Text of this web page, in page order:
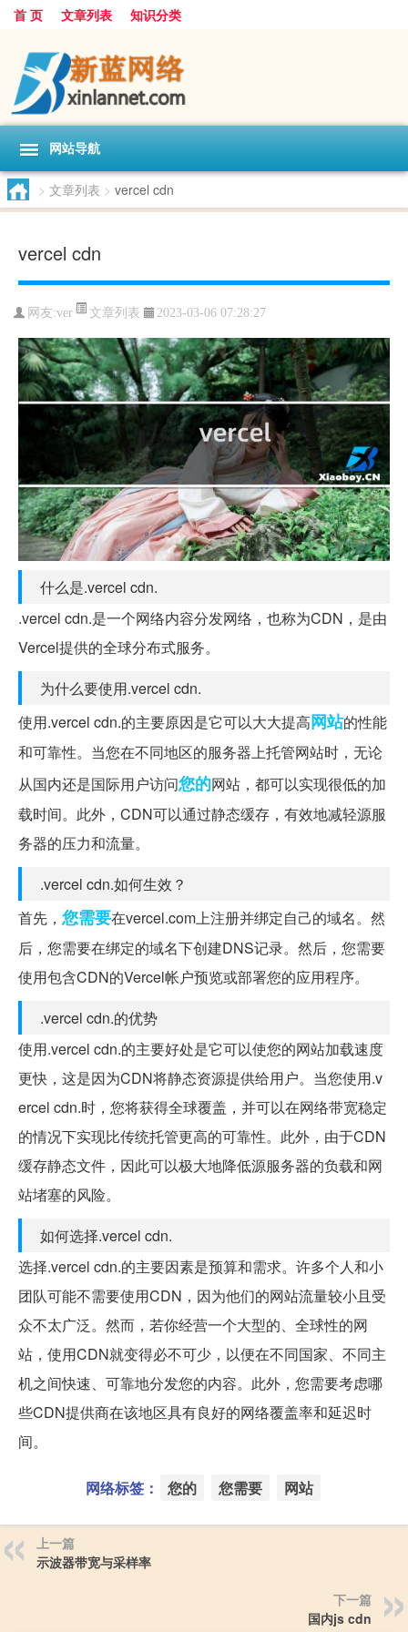
首 页 文章列表 知识分类
网站导航
> 文章列表 > vercel cdn
vercel cdn
网友:ver 文章列表 2023-03-06 07:28:27
什么是.vercel cdn.
.vercel cdn.是一个网络内容分发网络，也称为CDN，是由
Vercel提供的全球分布式服务。
为什么要使用.vercel cdn.
使用.vercel cdn.的主要原因是它可以大大提高网站的性能
和可靠性。当您在不同地区的服务器上托管网站时，无论
从国内还是国际用户访问您的网站，都可以实现很低的加
载时间。此外，CDN可以通过静态缓存，有效地减轻源服
务器的压力和流量。
.vercel cdn.如何生效？
首先， 您需要在vercel.com上注册并绑定自己的域名。然
后，您需要在绑定的域名下创建DNS记录。然后，您需要
使用包含CDN的Vercel帐户预览或部署您的应用程序。
.vercel cdn.的优势
使用.vercel cdn.的主要好处是它可以使您的网站加载速度
更快，这是因为CDN将静态资源提供给用户。当您使用.v
ercel cdn.时，您将获得全球覆盖，并可以在网络带宽稳定
的情况下实现比传统托管更高的可靠性。此外，由于CDN
缓存静态文件，因此可以极大地降低源服务器的负载和网
站堵塞的风险。
如何选择.vercel cdn.
选择.vercel cdn.的主要因素是预算和需求。许多个人和小
团队可能不需要使用CDN，因为他们的网站流量较小且受
众不太广泛。然而，若你经营一个大型的、全球性的网
站，使用CDN就变得必不可少，以便在不同国家、不同主
机之间快速、可靠地分发您的内容。此外，您需要考虑哪
些CDN提供商在该地区具有良好的网络覆盖率和延迟时
间。
网络标签： 您的 您需要 网站
上一篇
示波器带宽与采样率
下一篇
国内js cdn